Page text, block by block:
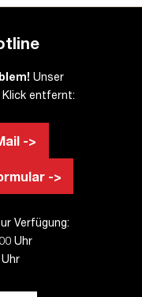
Unser
entfernt:
->
->
Verfügung:
Uhr